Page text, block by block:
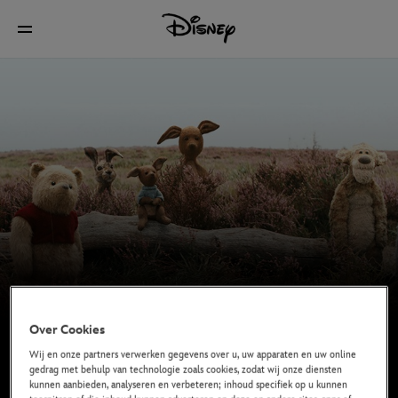
Over Cookies
Wij en onze partners verwerken gegevens over u, uw apparaten en uw online
gedrag met behulp van technologie zoals cookies, zodat wij onze diensten
kunnen aanbieden, analyseren en verbeteren; inhoud specifiek op u kunnen